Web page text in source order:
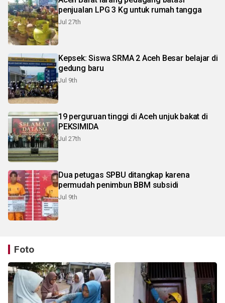
penjualan LPG 3 Kg untuk rumah tangga
Jul 27th
Kepsek: Siswa SRMA 2 Aceh Besar belajar di
gedung baru
Jul 9th
19 perguruan tinggi di Aceh unjuk bakat di
PEKSIMIDA
Jul 27th
Dua petugas SPBU ditangkap karena
permudah penimbun BBM subsidi
Jul 9th
Foto